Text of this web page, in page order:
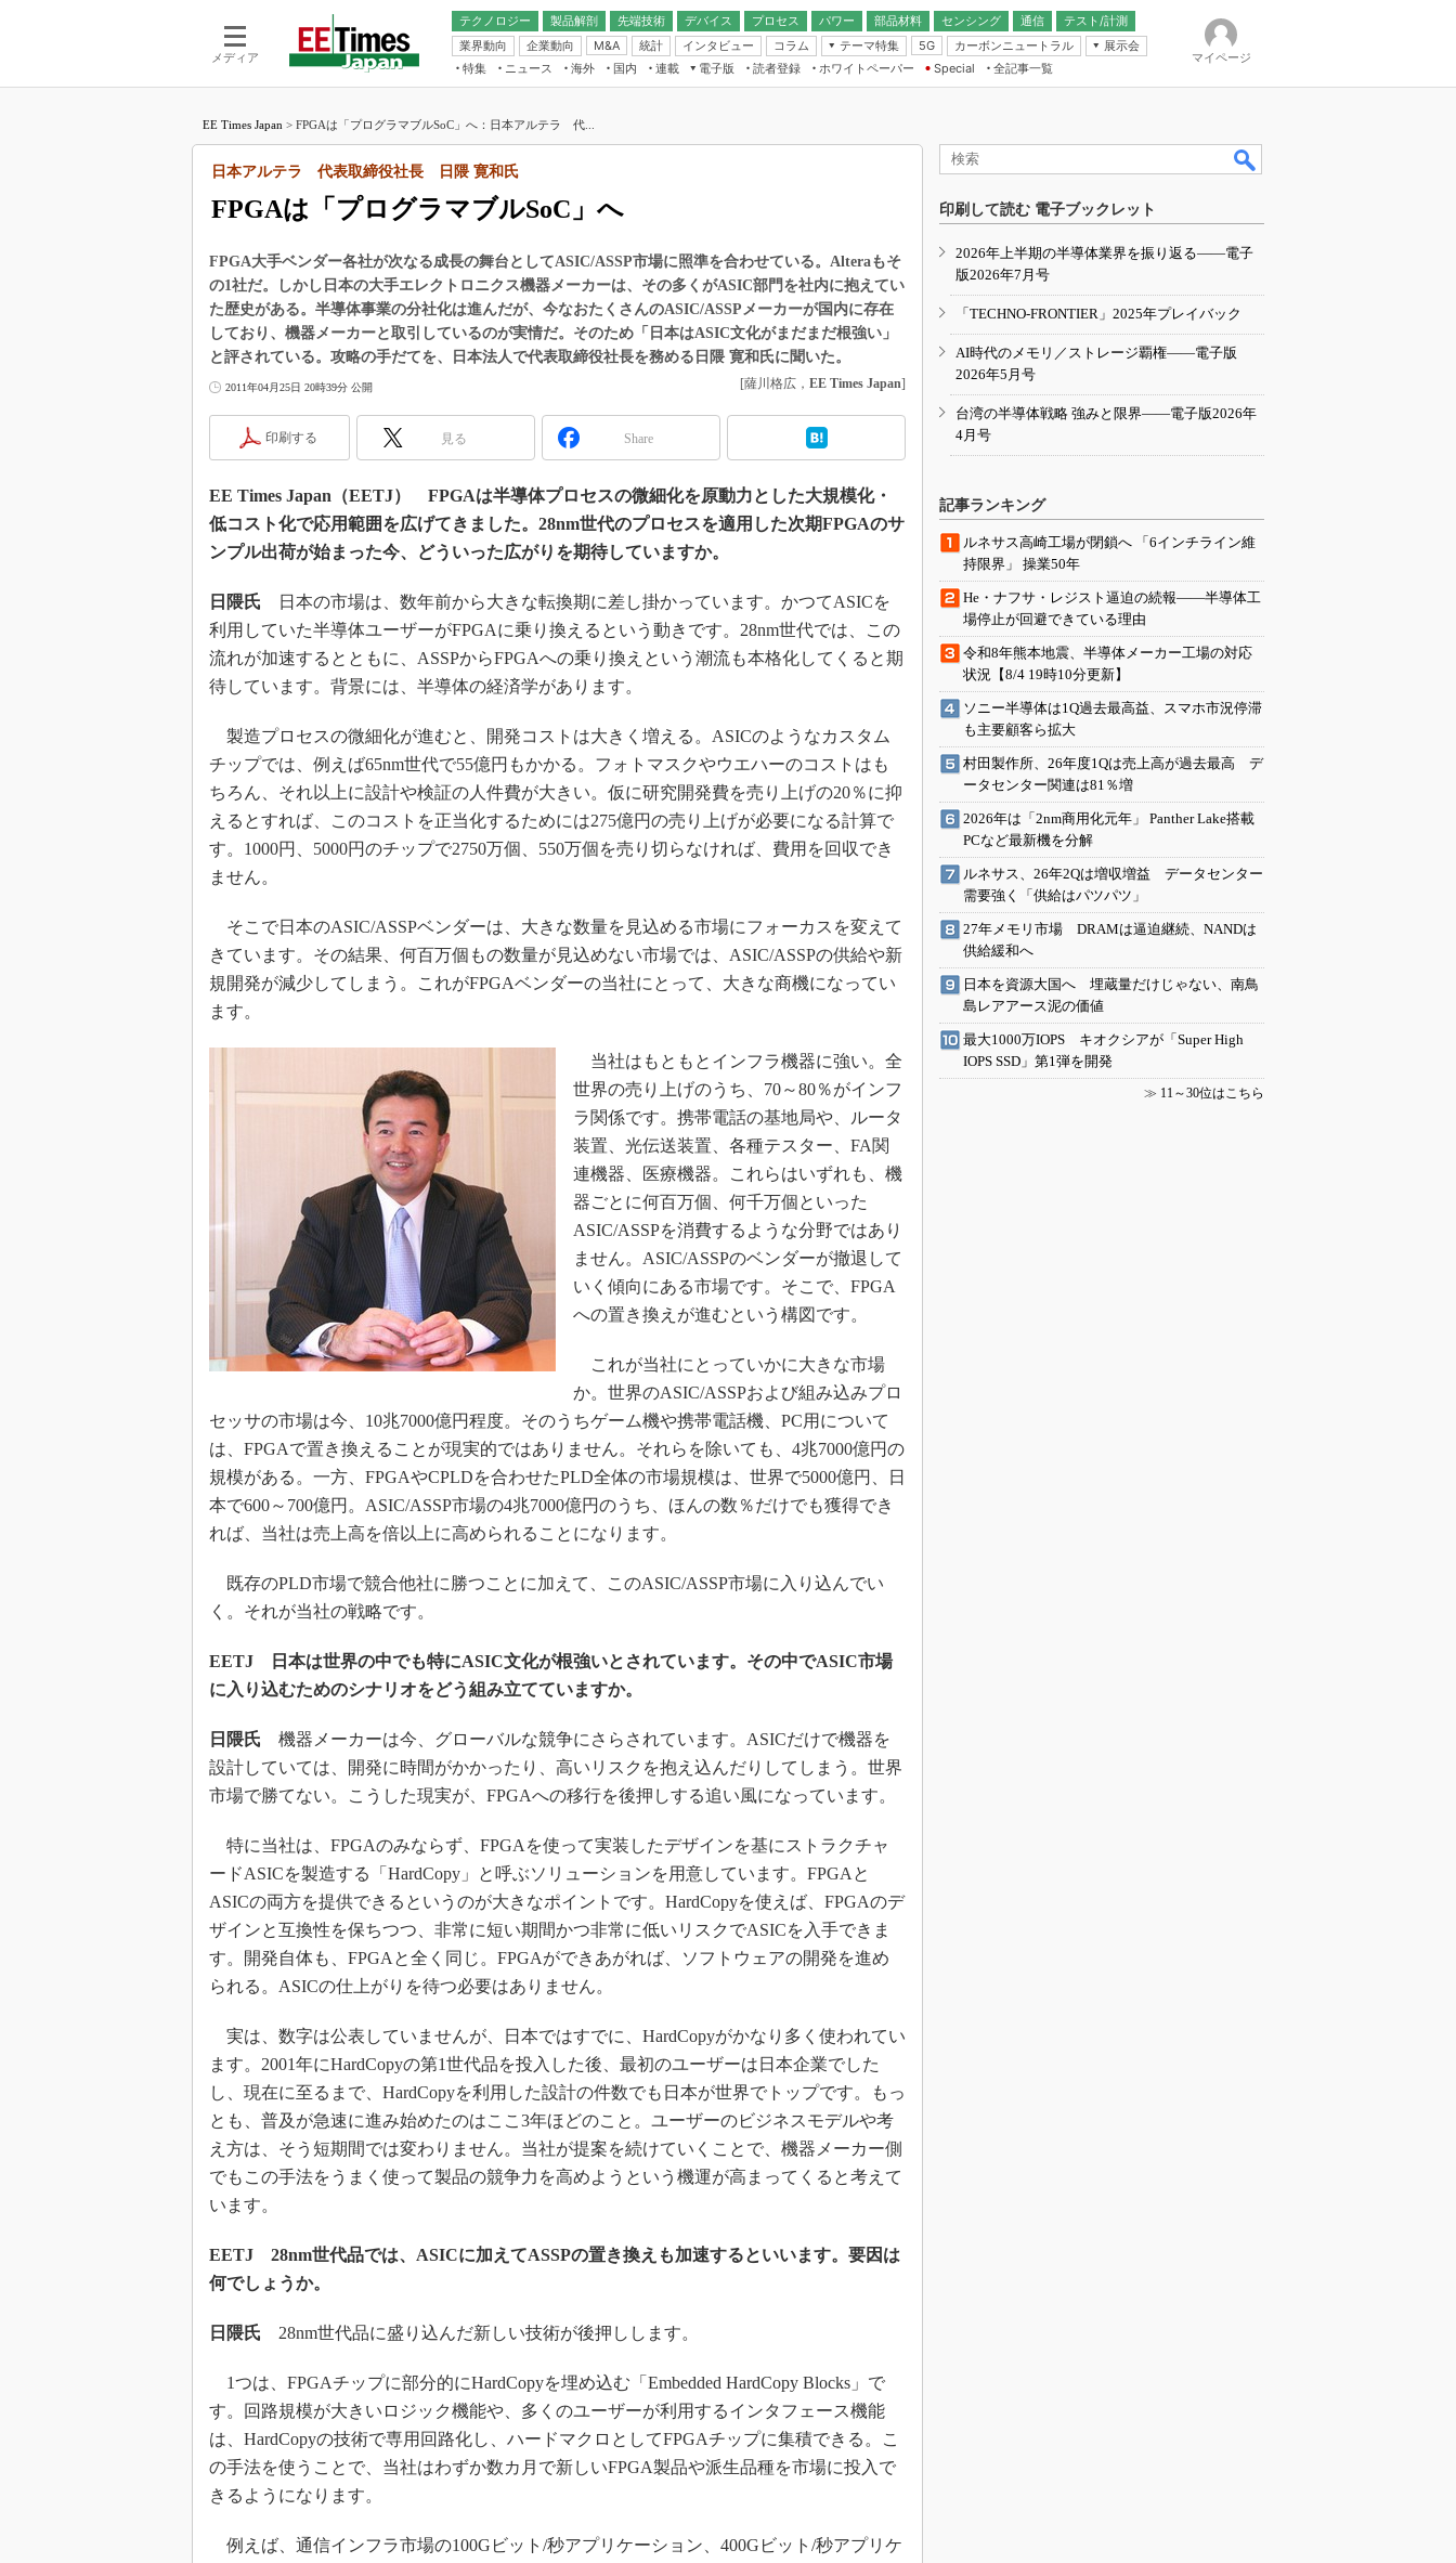
メディア
テクノロジー 製品解剖
先端技術
電池／エネルギー
デバイス
アナログ
マイコン
FPGA
プロセス パワー 部品材料 センシング
通信
無線
テスト/計測
業界動向
企業動向 M&A 統計 インタビュー コラム
テーマ特集
フィジカルAI
読者調査（EE Times Research）
電源設計（EDN Japan）
エレクトロニクス入門（EDN
Japan）
5G カーボンニュートラル
展示会
IoT・エッジコンピューティング
EXPO
TECHNO-FRONTIER
人とくるま展
特集 ニュース 海外 国内
連載
福田昭のデバイス通信
湯之上隆のナノフォーカス
大山聡の業界スコープ
リタイア直前エンジニアの社会人大
学漂流記
世界を「数字」で回してみよう
踊るバズワード ～Behind the
製品分解で探るアジアの新トレンド
光伝送技術を知る
“異端児エンジニア”が仕掛けた社内
改革、執念の180日
JASA発IoT通信
IHSアナリスト「未来展望」
「英語に愛されないエンジニア」の
ための新行動論
電子版
電子ブックレット
読者登録 ホワイトペーパー
Special
全記事一覧
マイページ
EE Times Japan > FPGAは「プログラマブルSoC」へ：日本アルテラ 代...
FPGAは「プログラマブルSoC」へ
日本アルテラ 代表取締役社長 日隈 寛和氏
FPGA大手ベンダー各社が次なる成長の舞台としてASIC/ASSP市場に照準を合わせている。Alteraもそ
の1社だ。しかし日本の大手エレクトロニクス機器メーカーは、その多くがASIC部門を社内に抱えてい
た歴史がある。半導体事業の分社化は進んだが、今なおたくさんのASIC/ASSPメーカーが国内に存在
しており、機器メーカーと取引しているのが実情だ。そのため「日本はASIC文化がまだまだ根強い」
と評されている。攻略の手だてを、日本法人で代表取締役社長を務める日隈 寛和氏に聞いた。
2011年04月25日 20時39分 公開 [薩川格広， EE Times Japan]
印刷する 見る Share
EE Times Japan（EETJ） FPGAは半導体プロセスの微細化を原動力とした大規模化・
低コスト化で応用範囲を広げてきました。28nm世代のプロセスを適用した次期FPGAのサ
ンプル出荷が始まった今、どういった広がりを期待していますか。
日隈氏 日本の市場は、数年前から大きな転換期に差し掛かっています。かつてASICを
利用していた半導体ユーザーがFPGAに乗り換えるという動きです。28nm世代では、この
流れが加速するとともに、ASSPからFPGAへの乗り換えという潮流も本格化してくると期
待しています。背景には、半導体の経済学があります。
製造プロセスの微細化が進むと、開発コストは大きく増える。ASICのようなカスタム
チップでは、例えば65nm世代で55億円もかかる。フォトマスクやウエハーのコストはも
ちろん、それ以上に設計や検証の人件費が大きい。仮に研究開発費を売り上げの20％に抑
えるとすれば、このコストを正当化するためには275億円の売り上げが必要になる計算で
す。1000円、5000円のチップで2750万個、550万個を売り切らなければ、費用を回収でき
ません。
そこで日本のASIC/ASSPベンダーは、大きな数量を見込める市場にフォーカスを変えて
きています。その結果、何百万個もの数量が見込めない市場では、ASIC/ASSPの供給や新
規開発が減少してしまう。これがFPGAベンダーの当社にとって、大きな商機になってい
ます。
当社はもともとインフラ機器に強い。全
世界の売り上げのうち、70～80％がインフ
ラ関係です。携帯電話の基地局や、ルータ
装置、光伝送装置、各種テスター、FA関
連機器、医療機器。これらはいずれも、機
器ごとに何百万個、何千万個といった
ASIC/ASSPを消費するような分野ではあり
ません。ASIC/ASSPのベンダーが撤退して
いく傾向にある市場です。そこで、FPGA
への置き換えが進むという構図です。
これが当社にとっていかに大きな市場
か。世界のASIC/ASSPおよび組み込みプロ
セッサの市場は今、10兆7000億円程度。そのうちゲーム機や携帯電話機、PC用について
は、FPGAで置き換えることが現実的ではありません。それらを除いても、4兆7000億円の
規模がある。一方、FPGAやCPLDを合わせたPLD全体の市場規模は、世界で5000億円、日
本で600～700億円。ASIC/ASSP市場の4兆7000億円のうち、ほんの数％だけでも獲得でき
れば、当社は売上高を倍以上に高められることになります。
既存のPLD市場で競合他社に勝つことに加えて、このASIC/ASSP市場に入り込んでい
く。それが当社の戦略です。
EETJ 日本は世界の中でも特にASIC文化が根強いとされています。その中でASIC市場
に入り込むためのシナリオをどう組み立てていますか。
日隈氏 機器メーカーは今、グローバルな競争にさらされています。ASICだけで機器を
設計していては、開発に時間がかかったり、高いリスクを抱え込んだりしてしまう。世界
市場で勝てない。こうした現実が、FPGAへの移行を後押しする追い風になっています。
特に当社は、FPGAのみならず、FPGAを使って実装したデザインを基にストラクチャ
ードASICを製造する「HardCopy」と呼ぶソリューションを用意しています。FPGAと
ASICの両方を提供できるというのが大きなポイントです。HardCopyを使えば、FPGAのデ
ザインと互換性を保ちつつ、非常に短い期間かつ非常に低いリスクでASICを入手できま
す。開発自体も、FPGAと全く同じ。FPGAができあがれば、ソフトウェアの開発を進め
られる。ASICの仕上がりを待つ必要はありません。
実は、数字は公表していませんが、日本ではすでに、HardCopyがかなり多く使われてい
ます。2001年にHardCopyの第1世代品を投入した後、最初のユーザーは日本企業でした
し、現在に至るまで、HardCopyを利用した設計の件数でも日本が世界でトップです。もっ
とも、普及が急速に進み始めたのはここ3年ほどのこと。ユーザーのビジネスモデルや考
え方は、そう短期間では変わりません。当社が提案を続けていくことで、機器メーカー側
でもこの手法をうまく使って製品の競争力を高めようという機運が高まってくると考えて
います。
EETJ 28nm世代品では、ASICに加えてASSPの置き換えも加速するといいます。要因は
何でしょうか。
日隈氏 28nm世代品に盛り込んだ新しい技術が後押しします。
1つは、FPGAチップに部分的にHardCopyを埋め込む「Embedded HardCopy Blocks」で
す。回路規模が大きいロジック機能や、多くのユーザーが利用するインタフェース機能
は、HardCopyの技術で専用回路化し、ハードマクロとしてFPGAチップに集積できる。こ
の手法を使うことで、当社はわずか数カ月で新しいFPGA製品や派生品種を市場に投入で
きるようになります。
例えば、通信インフラ市場の100Gビット/秒アプリケーション、400Gビット/秒アプリケ
印刷して読む 電子ブックレット
2026年上半期の半導体業界を振り返る――電子
版2026年7月号
「TECHNO-FRONTIER」2025年プレイバック
AI時代のメモリ／ストレージ覇権――電子版
2026年5月号
台湾の半導体戦略 強みと限界――電子版2026年
4月号
記事ランキング
ルネサス高崎工場が閉鎖へ 「6インチライン維
持限界」 操業50年
He・ナフサ・レジスト逼迫の続報――半導体工
場停止が回避できている理由
令和8年熊本地震、半導体メーカー工場の対応
状況【8/4 19時10分更新】
ソニー半導体は1Q過去最高益、スマホ市況停滞
も主要顧客ら拡大
村田製作所、26年度1Qは売上高が過去最高 デ
ータセンター関連は81％増
2026年は「2nm商用化元年」 Panther Lake搭載
PCなど最新機を分解
ルネサス、26年2Qは増収増益 データセンター
需要強く「供給はパツパツ」
27年メモリ市場 DRAMは逼迫継続、NANDは
供給緩和へ
日本を資源大国へ 埋蔵量だけじゃない、南鳥
島レアアース泥の価値
最大1000万IOPS キオクシアが「Super High
IOPS SSD」第1弾を開発
≫ 11～30位はこちら